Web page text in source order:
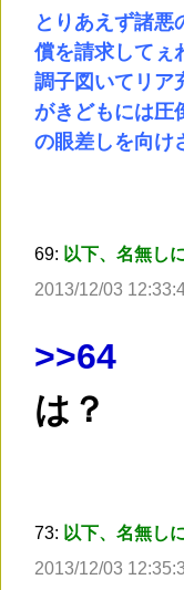
とりあえず諸悪
償を請求してぇ
調子図いてリア
がきどもには圧
の眼差しを向け
69: 以下、名無し
2013/12/03
>>64
は？
73: 以下、名無し
2013/12/03